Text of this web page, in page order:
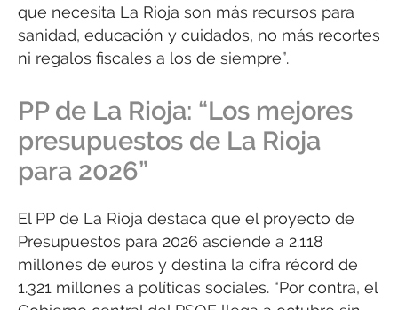
que necesita La Rioja son más recursos para
sanidad, educación y cuidados, no más recortes
ni regalos fiscales a los de siempre”.
PP de La Rioja: “Los mejores
presupuestos de La Rioja
para 2026”
El PP de La Rioja destaca que el proyecto de
Presupuestos para 2026 asciende a 2.118
millones de euros y destina la cifra récord de
1.321 millones a políticas sociales. “Por contra, el